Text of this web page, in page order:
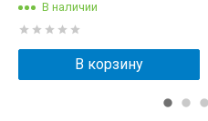
В наличии
В корзину